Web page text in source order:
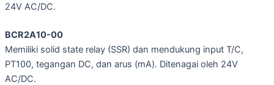
24V AC/DC.
BCR2A10-00
Memiliki solid state relay (SSR) dan mendukung input T/C,
PT100, tegangan DC, dan arus (mA). Ditenagai oleh 24V
AC/DC.